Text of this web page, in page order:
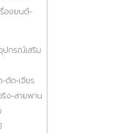
องยนต์-
ปกรณ์เสริม
ตัด-เจียร
ง-สายพาน